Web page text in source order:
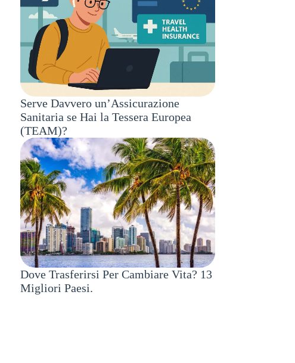
Serve Davvero un’Assicurazione
Sanitaria se Hai la Tessera Europea
(TEAM)?
Dove Trasferirsi Per Cambiare Vita? 13
Migliori Paesi.